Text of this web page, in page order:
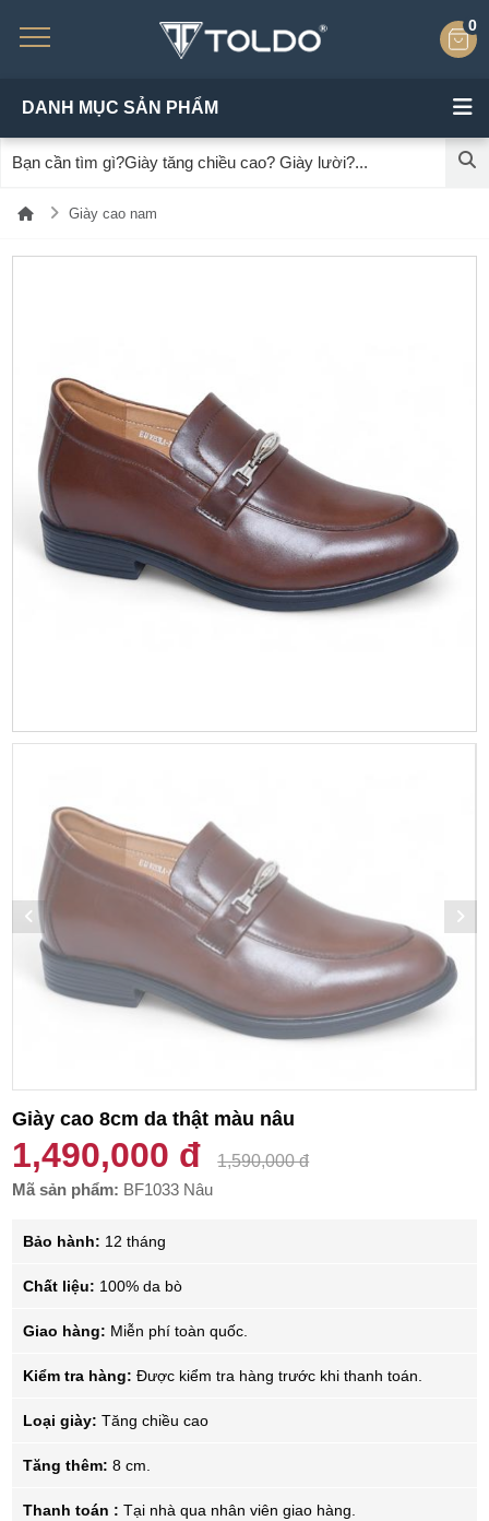
0
DANH MỤC SẢN PHẨM
Giày cao nam
Giày cao 8cm da thật màu nâu
1,490,000 đ
1,590,000 đ
Mã sản phẩm: BF1033 Nâu
Bảo hành: 12 tháng
Chất liệu: 100% da bò
Giao hàng: Miễn phí toàn quốc.
Kiểm tra hàng: Được kiểm tra hàng trước khi thanh toán.
Loại giày: Tăng chiều cao
Tăng thêm: 8 cm.
Thanh toán : Tại nhà qua nhân viên giao hàng.